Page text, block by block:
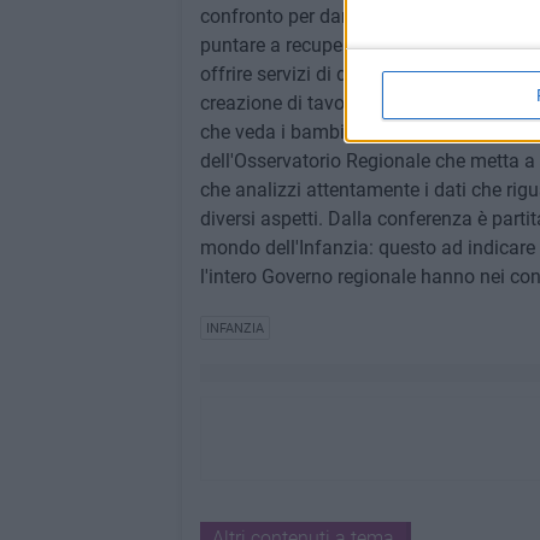
confronto per dare risposte concrete ai
puntare a recuperare spazi a misura di
offrire servizi di doposcuola e sportelli
creazione di tavoli di programmazione
che veda i bambini e i ragazzi
dell'Osservatorio Regionale che metta
che analizzi attentamente i dati che
diversi aspetti. Dalla conferenza è
mondo dell'Infanzia: questo ad
l'intero Governo regionale hanno nei
INFANZIA